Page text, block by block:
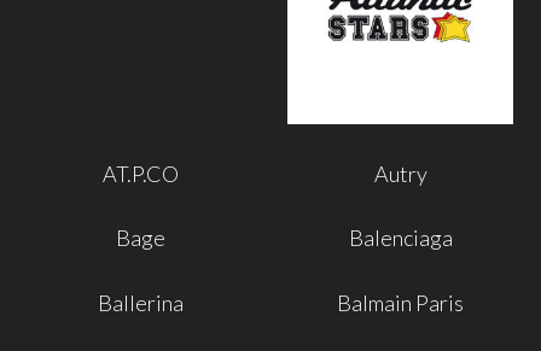
AT.P.CO Autry
Bage Balenciaga
Ballerina Balmain Paris